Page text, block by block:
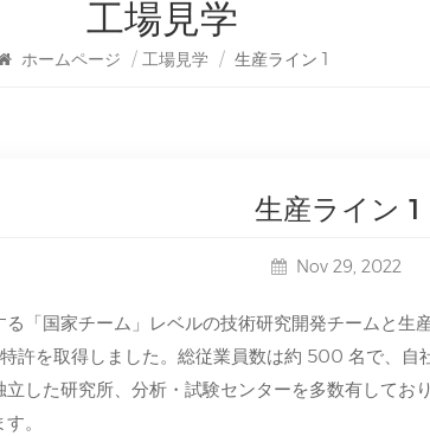
工場見学
ホームページ / 工場見学 / 生産ライン 1
生産ライン 1
Nov 29, 2022
る「国家チーム」レベルの技術研究開発チームと
許を取得しました。総従業員数は約 500 名で、
立した研究所、分析・試験センターを多数有してお
。